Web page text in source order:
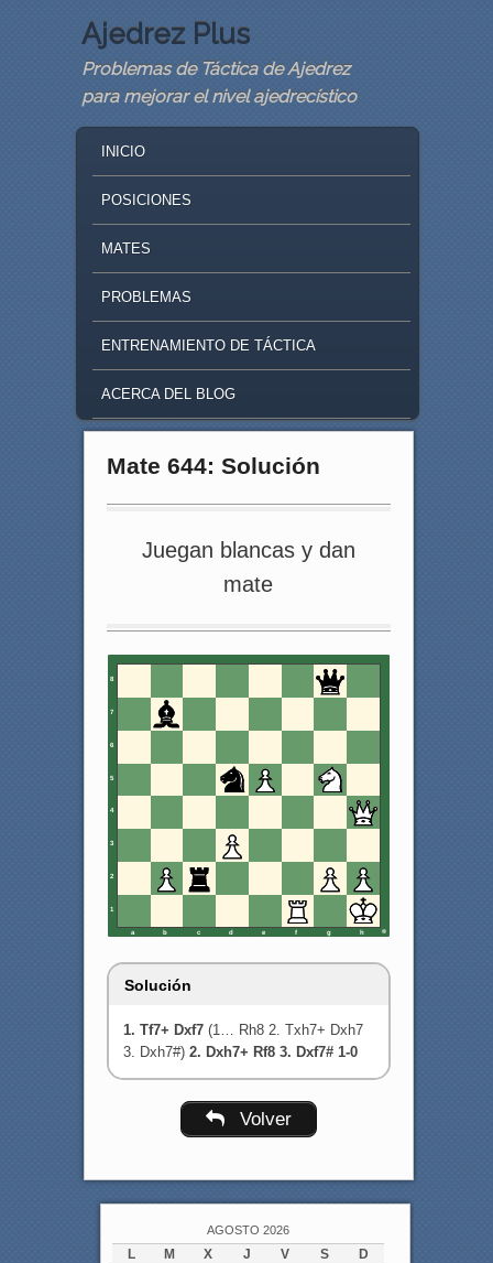
Ajedrez Plus
Problemas de Táctica de Ajedrez
para mejorar el nivel ajedrecístico
SKIP TO PRIMARY CONTENT
SKIP TO SECONDARY CONTENT
INICIO
POSICIONES
MATES
PROBLEMAS
ENTRENAMIENTO DE TÁCTICA
ACERCA DEL BLOG
Mate 644: Solución
Juegan blancas y dan
mate
8
7
6
5
4
3
2
1
a b c d e f g h
Solución
1. Tf7+ Dxf7(1… Rh8 2. Txh7+ Dxh7
3. Dxh7#) 2. Dxh7+ Rf8 3. Dxf7# 1-0
Volver
AGOSTO 2026
L M X J V S
D